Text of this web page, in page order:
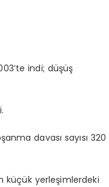
indi; düşüş
davası sayısı 320
küçük yerleşimlerdeki